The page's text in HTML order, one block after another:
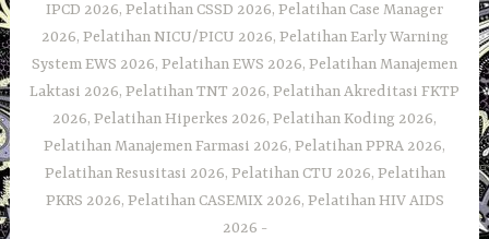
IPCD 2026, Pelatihan CSSD 2026, Pelatihan Case Manager
2026, Pelatihan NICU/PICU 2026, Pelatihan Early Warning
System EWS 2026, Pelatihan EWS 2026, Pelatihan Manajemen
Laktasi 2026, Pelatihan TNT 2026, Pelatihan Akreditasi FKTP
2026, Pelatihan Hiperkes 2026, Pelatihan Koding 2026,
Pelatihan Manajemen Farmasi 2026, Pelatihan PPRA 2026,
Pelatihan Resusitasi 2026, Pelatihan CTU 2026, Pelatihan
PKRS 2026, Pelatihan CASEMIX 2026, Pelatihan HIV AIDS
2026